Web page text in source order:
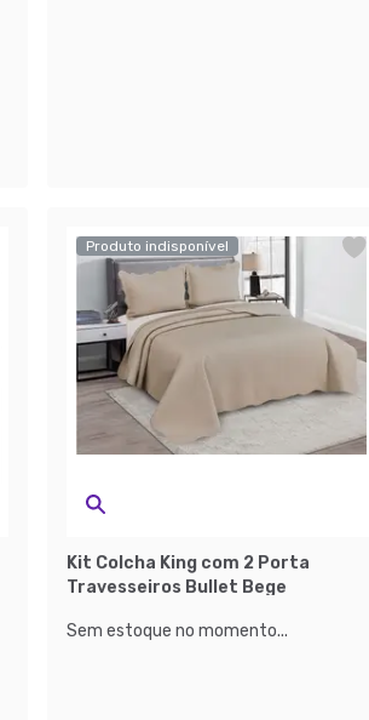
Produto indisponível
Kit Colcha King com 2 Porta
Travesseiros Bullet Bege
Sem estoque no momento...